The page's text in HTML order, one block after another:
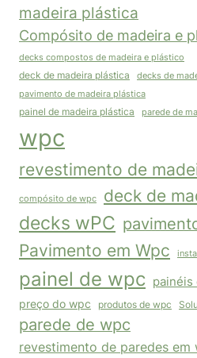
madeira plástica
Compósito de madeira e
decks compostos de madeira e plástico
deck de madeira plástica
decks de
pavimento de madeira plástica
painel de madeira plástica parede de
wpc
revestimento de
compósito de wpc deck de
decks wPC
Pavimento em Wpc
painel de wpc painéis
preço do wpc produtos de wpc
parede de wpc
revestimento de paredes em